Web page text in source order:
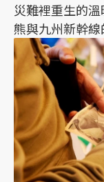
災難裡重生的
熊與九州新幹